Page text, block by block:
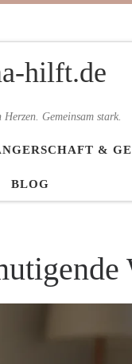
hilft.de
Gemeinsam stark.
&
BLOG